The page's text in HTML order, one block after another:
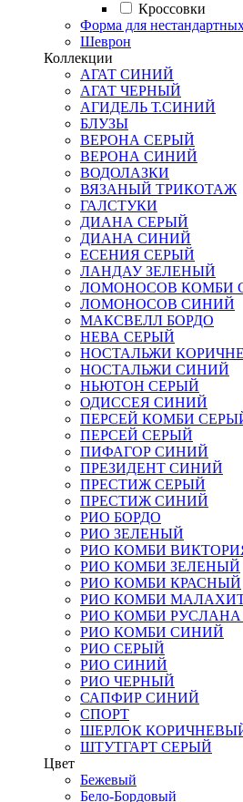
Кроссовки
Форма для
Шеврон
Коллекции
АГАТ СИНИЙ
АГАТ ЧЕРНЫЙ
АГИДЕЛЬ Т.СИНИЙ
БЛУЗЫ
ВЕРОНА СЕРЫЙ
ВЕРОНА СИНИЙ
ВОДОЛАЗКИ
ВЯЗАНЫЙ ТРИКОТАЖ
ГАЛСТУКИ
ДИАНА СЕРЫЙ
ДИАНА СИНИЙ
ЕСЕНИЯ СЕРЫЙ
ЛАНДАУ ЗЕЛЕНЫЙ
ЛОМОНОСОВ КОМБИ
ЛОМОНОСОВ СИНИЙ
МАКСВЕЛЛ БОРДО
НЕВА СЕРЫЙ
НОСТАЛЬЖИ
НОСТАЛЬЖИ СИНИЙ
НЬЮТОН СЕРЫЙ
ОДИССЕЯ СИНИЙ
ПЕРСЕЙ КОМБИ
ПЕРСЕЙ СЕРЫЙ
ПИФАГОР СИНИЙ
ПРЕЗИДЕНТ СИНИЙ
ПРЕСТИЖ СЕРЫЙ
ПРЕСТИЖ СИНИЙ
РИО БОРДО
РИО ЗЕЛЕНЫЙ
РИО КОМБИ
РИО КОМБИ ЗЕЛЕНЫЙ
РИО КОМБИ КРАСНЫЙ
РИО КОМБИ
РИО КОМБИ РУСЛАНА
РИО КОМБИ СИНИЙ
РИО СЕРЫЙ
РИО СИНИЙ
РИО ЧЕРНЫЙ
САПФИР СИНИЙ
СПОРТ
ШЕРЛОК
ШТУТГАРТ СЕРЫЙ
Цвет
Бежевый
Бело-Бордовый